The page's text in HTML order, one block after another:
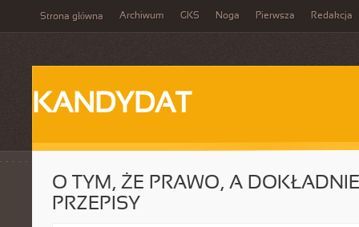
Strona główna Archiwum GKS Noga Pierwsza Redakcja
KANDYDAT
O TYM, ŻE PRAWO, A DOKŁADNIE
PRZEPISY